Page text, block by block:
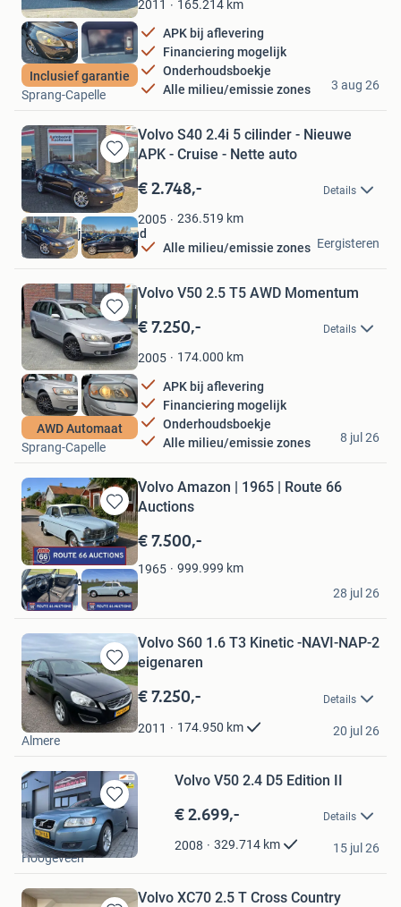
Mijn
Favorieten
Inclusief garantie
2011 165.214 km
APK bij aflevering
Financiering mogelijk
Onderhoudsboekje
Alle milieu/emissie zones
Algeo Auto's
Sprang-Capelle
3 aug 26
Bewaren
in
Mijn
Favorieten
Volvo S40 2.4i 5 cilinder - Nieuwe
APK - Cruise - Nette auto
€ 2.748,- Details
2005 236.519 km
Alle milieu/emissie zones
Autobedrijf Kaatsland
Sneek
Eergisteren
Bewaren
in
Mijn
Favorieten
AWD Automaat
Volvo V50 2.5 T5 AWD Momentum
€ 7.250,- Details
2005 174.000 km
APK bij aflevering
Financiering mogelijk
Onderhoudsboekje
Alle milieu/emissie zones
Algeo Auto's
Sprang-Capelle
8 jul 26
Bewaren
in
Mijn
Favorieten
Volvo Amazon | 1965 | Route 66
Auctions
€ 7.500,-
1965 999.999 km
Route 66 Auctions
Waalwijk
28 jul 26
Bewaren
in
Mijn
Favorieten
Volvo S60 1.6 T3 Kinetic -NAVI-NAP-2
eigenaren
€ 7.250,- Details
2011 174.950 km
Autoplein Almere
Almere
20 jul 26
Bewaren
in
Mijn
Favorieten
Volvo V50 2.4 D5 Edition II
€ 2.699,- Details
2008 329.714 km
Hindriks Auto's B.V.
Hoogeveen
15 jul 26
Volvo XC70 2.5 T Cross Country